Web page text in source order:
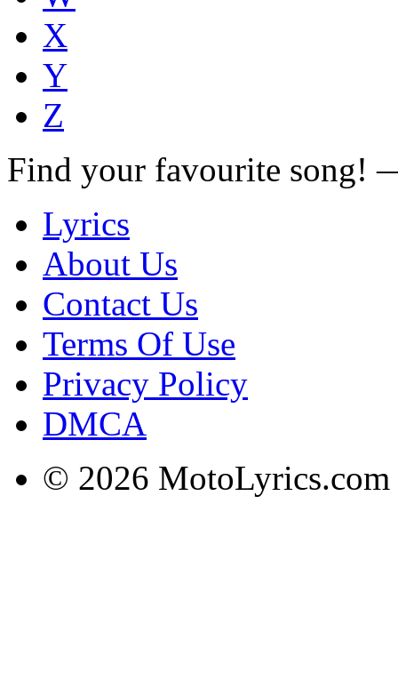
X
Y
Z
Find your favourite song!
Lyrics
About Us
Contact Us
Terms Of Use
Privacy Policy
DMCA
© 2026 MotoLyrics.com